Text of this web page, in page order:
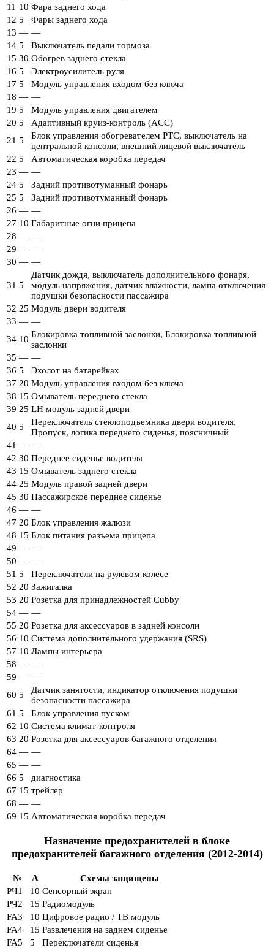
11 10 Фара заднего хода
12 5
Фары заднего хода
13 — —
14 5
Выключатель педали тормоза
15 30 Обогрев заднего стекла
16 5
Электроусилитель руля
17 5
Модуль управления входом без ключа
18 — —
19 5
Модуль управления двигателем
20 5
Адаптивный круиз-контроль (ACC)
21 5
Блок управления обогревателем PTC, выключатель на
центральной консоли, внешний лицевой выключатель
22 5
Автоматическая коробка передач
23 — —
24 5
Задний противотуманный фонарь
25 5
Задний противотуманный фонарь
26 — —
27 10 Габаритные огни прицепа
28 — —
29 — —
30 — —
31 5
Датчик дождя, выключатель дополнительного фонаря,
модуль напряжения, датчик влажности, лампа отключения
подушки безопасности пассажира
32 25 Модуль двери водителя
33 — —
34 10 Блокировка топливной заслонки, Блокировка топливной
заслонки
35 — —
36 5
Эхолот на батарейках
37 20 Модуль управления входом без ключа
38 15 Омыватель переднего стекла
39 25 LH модуль задней двери
40 5
Переключатель стеклоподъемника двери водителя,
Пропуск, логика переднего сиденья, поясничный
41 — —
42 30 Переднее сиденье водителя
43 15 Омыватель заднего стекла
44 25 Модуль правой задней двери
45 30 Пассажирское переднее сиденье
46 — —
47 20 Блок управления жалюзи
48 15 Блок питания разъема прицепа
49 — —
50 — —
51 5
Переключатели на рулевом колесе
52 20 Зажигалка
53 20 Розетка для принадлежностей Cubby
54 — —
55 20 Розетка для аксессуаров в задней консоли
56 10 Система дополнительного удержания (SRS)
57 10 Лампы интерьера
58 — —
59 — —
60 5
Датчик занятости, индикатор отключения подушки
безопасности пассажира
61 5
Блок управления пуском
62 10 Система климат-контроля
63 20 Розетка для аксессуаров багажного отделения
64 — —
65 — —
66 5
диагностика
67 15 трейлер
68 — —
69 15 Автоматическая коробка передач
Назначение предохранителей в блоке
предохранителей багажного отделения (2012-2014)
№ A
Схемы защищены
РЧ1
10 Сенсорный экран
РЧ2
15 Радиомодуль
FA3
10 Цифровое радио / ТВ модуль
FA4
15 Развлечения на заднем сиденье
FA5
5 Переключатели сиденья